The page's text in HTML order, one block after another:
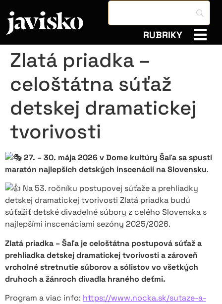
RUBRIKY
Zlatá priadka –
celoštátna súťaž
detskej dramatickej
tvorivosti
27. – 30. mája 2026 v Dome kultúry Šaľa sa spustí
maratón najlepších detských inscenácií na Slovensku.
Na 53. ročníku postupovej súťaže a prehliadky
detskej dramatickej tvorivosti Zlatá priadka budú
súťažiť detské divadelné súbory z celého Slovenska s
najlepšími inscenáciami sezóny 2025/2026.
Zlatá priadka – Šaľa je celoštátna postupová súťaž a
prehliadka detskej dramatickej tvorivosti a zároveň
vrcholné stretnutie súborov a sólistov vo všetkých
druhoch a žánroch divadla hraného deťmi.
Program a viac info: https://www.nocka.sk/sutaze-a-